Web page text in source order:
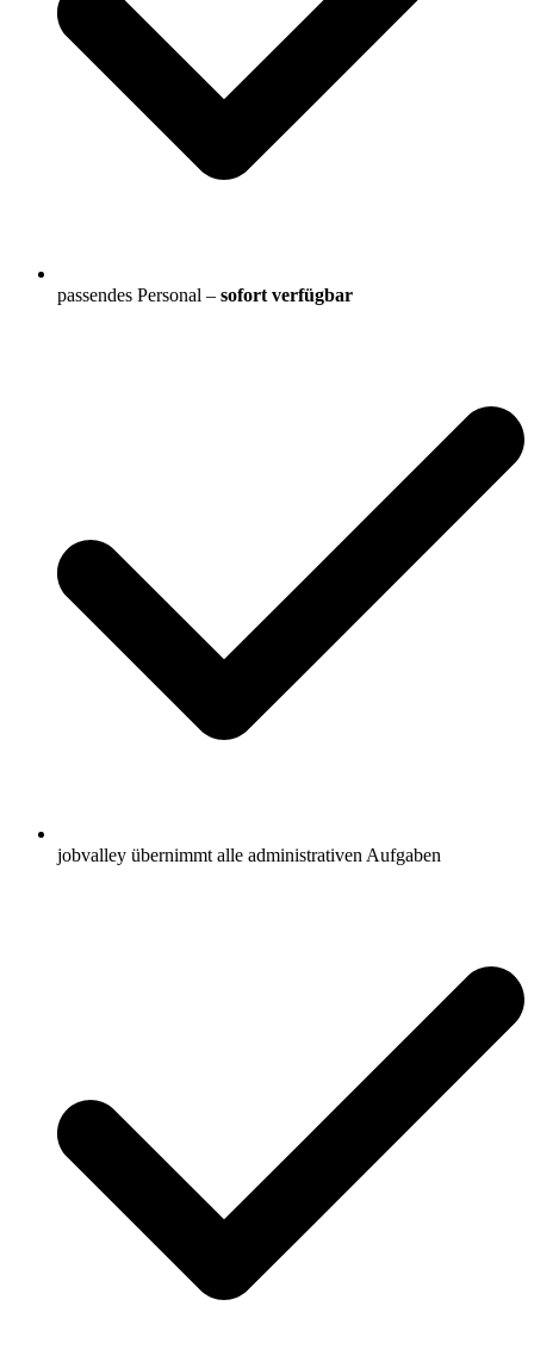
passendes Personal – sofort verfügbar
jobvalley übernimmt alle administrativen Aufgaben